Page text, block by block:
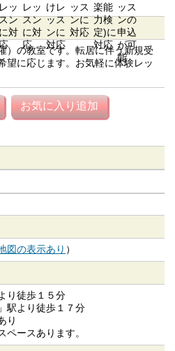
）の教室です。転居に伴う新規受
望に応じます。お気軽に体験レッ
お気に入り追加
図の表示あり ）
り徒歩１５分
駅より徒歩１７分
り
ペースあります。